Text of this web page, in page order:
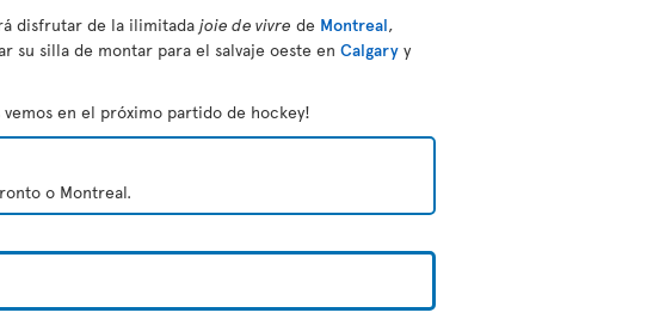
disfrutar de la ilimitada joie de vivre de Montreal,
su silla de montar para el salvaje oeste en Calgary y
en el próximo partido de hockey!
o Montreal.